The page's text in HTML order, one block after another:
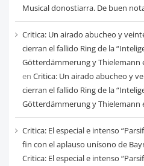
Musical donostiarra. De buen
Critica: Un airado abucheo y
cierran el fallido Ring de la
Götterdämmerung y Thielemann
en Critica: Un airado abucheo y
cierran el fallido Ring de la
Götterdämmerung y Thielemann
Critica: El especial e intenso
fin con el aplauso unísono de
Critica: El especial e intenso